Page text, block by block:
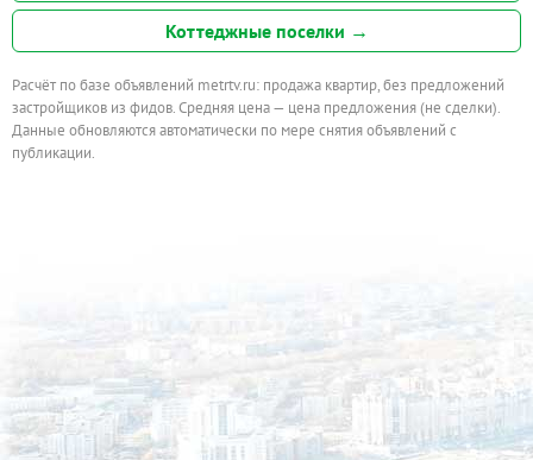
Коттеджные поселки →
Расчёт по базе объявлений metrtv.ru: продажа квартир, без предложений
застройщиков из фидов. Средняя цена — цена предложения (не сделки).
Данные обновляются автоматически по мере снятия объявлений с
публикации.